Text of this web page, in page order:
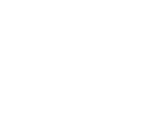
complet proposant une variété de soins